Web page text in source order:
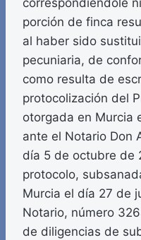
correspondiéndole
porción de finca
al haber sido
pecuniaria, de
como resulta de
protocolización del
otorgada en Murcia
ante el Notario Don
día 5 de octubre de
protocolo,
Murcia el día 27 de
Notario, número
de diligencias de